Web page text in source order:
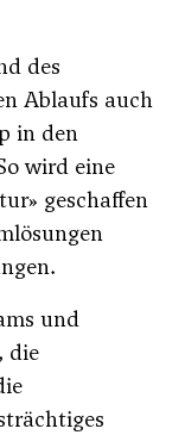
des
Ablaufs auch
in den
wird eine
geschaffen
und
die